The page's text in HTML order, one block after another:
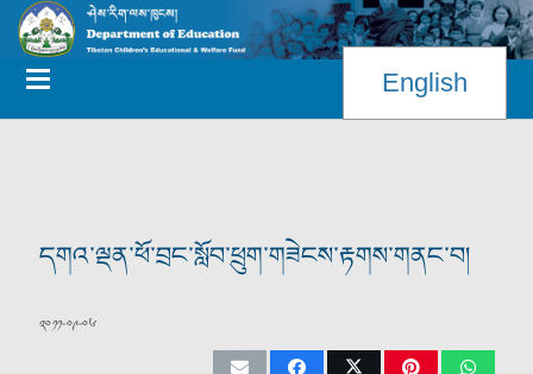
English
དགའ་ལྡན་ཕོ་བྲང་སློབ་ཕྲུག་གཟེངས་རྟགས་གནང་བ།
༢༠༡༡-༠༩-༠༦